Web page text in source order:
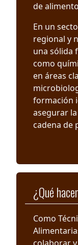
de
En un
regional y
una sólida
como
en áreas
formación
asegurar
cadena de
¿Qué
Como